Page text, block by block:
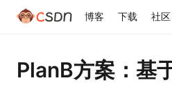
博客 下载 社区
PlanB方案：基